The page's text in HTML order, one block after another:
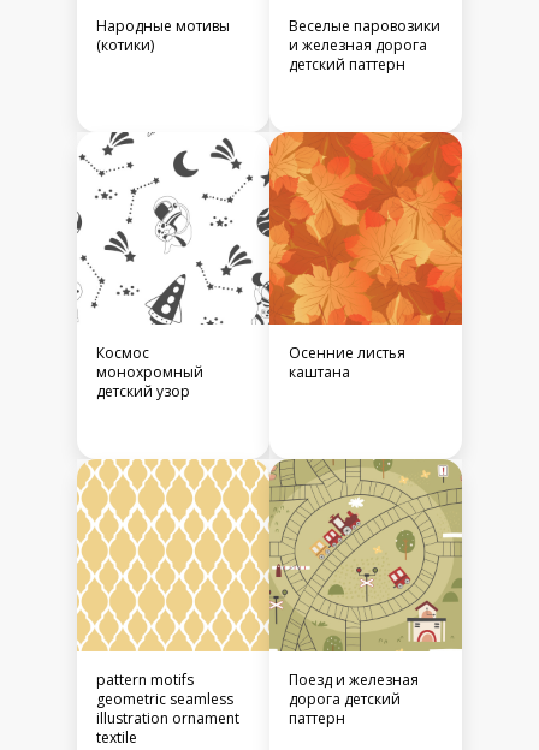
Народные мотивы
(котики)
Веселые паровозики
и железная дорога
детский паттерн
Космос
монохромный
детский узор
Осенние листья
каштана
pattern motifs
geometric seamless
illustration ornament
textile
Поезд и железная
дорога детский
паттерн